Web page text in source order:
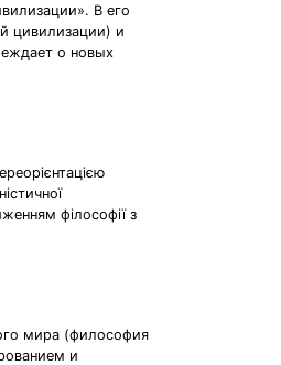
В его
цивилизации) и
о новых
філософії з
мира (философия
и